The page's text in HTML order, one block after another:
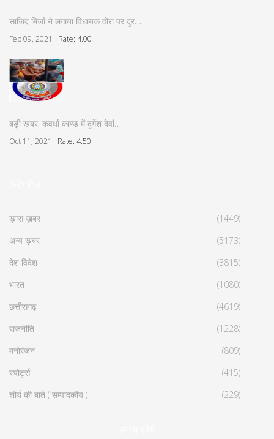
साजिद मिर्जा ने लगाया विधायक वोरा पर दुर…
Feb 09, 2021 Rate: 4.00
बड़ी खबर: कवर्धा काण्ड में दुर्गेश देवां…
Oct 11, 2021 Rate: 4.50
ख़ास ख़बर
(1449)
अन्य ख़बर
(5173)
देश विदेश
(3815)
भारत
(1080)
छत्तीसगढ़
(4619)
राजनीति
(1228)
मनोरंजन
(809)
स्पोर्ट्स
(415)
शौर्य की बाते ( सम्पादकीय )
(229)